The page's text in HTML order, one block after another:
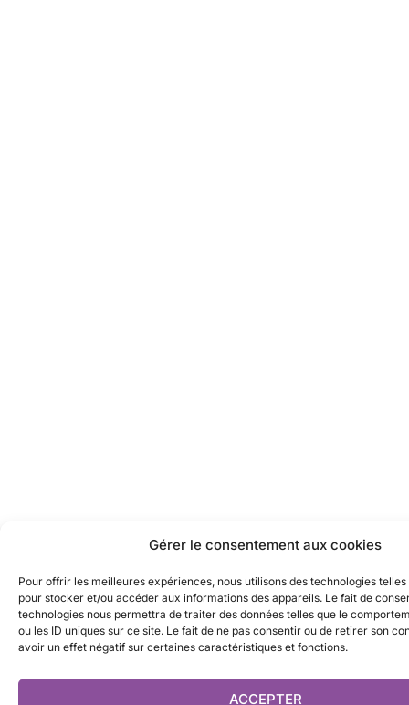
Gérer le consentement aux cookies
Pour offrir les meilleures expériences, nous utilisons des technologies
pour stocker et/ou accéder aux informations des appareils. Le fait de
technologies nous permettra de traiter des données telles que le
ou les ID uniques sur ce site. Le fait de ne pas consentir ou de retirer son
avoir un effet négatif sur certaines caractéristiques et fonctions.
ACCEPTER